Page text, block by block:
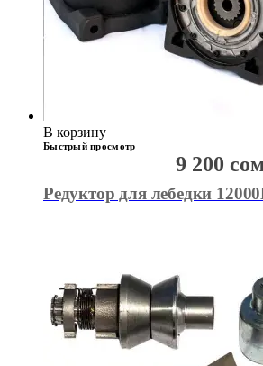
В корзину
Быстрый просмотр
Редуктор для лебедки
9 200